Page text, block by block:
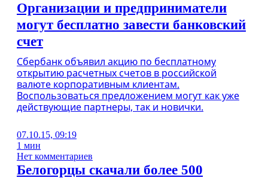
Организации и предприниматели
могут бесплатно завести банковский
счет
Сбербанк объявил акцию по бесплатному
открытию расчетных счетов в российской
валюте корпоративным клиентам.
Воспользоваться предложением могут как уже
действующие партнеры, так и новички.
07.10.15, 09:19
1 мин
Нет комментариев
Белогорцы скачали более 500